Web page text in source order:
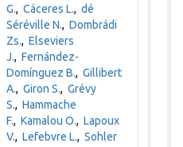
G.,Cáceres L.,dé
Séréville N.,Dombrádi
Zs.,Elseviers
J.,Fernández-
Domínguez B.,Gillibert
A.,Giron S.,Grévy
S.,Hammache
F.,Kamalou O.,Lapoux
V.,Lefebvre L.,Sohler